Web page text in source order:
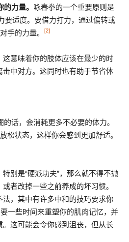
力量。 咏春拳的一个重要原则是
要适度。要借力打力，通过偏转或
手的力量。
[2]
意味着你的肢体应该在最少的时
击中对方。这同时也有助于节省体
的话，会消耗更多不必要的体力。
松状态，这样你会感到更加舒适。
别是“硬派功夫”，那么就不得不抛
者改掉一些之前养成的坏习惯。
法，其中有许多中和的技巧要求你
一些时间来重塑你的肌肉记忆，并
。这可能会令你感到沮丧，但从长